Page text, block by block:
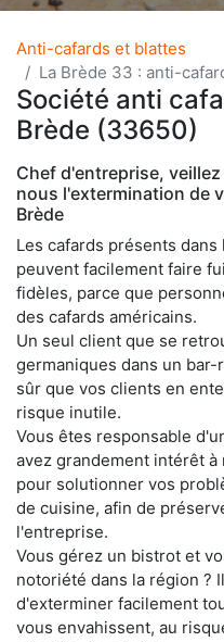
Anti-cafards et blattes
La Brède 33 : anti-
Société anti
Brède (33650)
Chef d'entreprise,
nous l'extermination de
Brède
Les cafards présents
peuvent facilement faire
fidèles, parce que
des cafards américains.
Un seul client que se
germaniques dans un
sûr que vos clients en
risque inutile.
Vous êtes responsable
avez grandement intérêt
pour solutionner vos
de cuisine, afin de
l'entreprise.
Vous gérez un bistrot et
notoriété dans la région ?
d'exterminer facilement
vous envahissent, au